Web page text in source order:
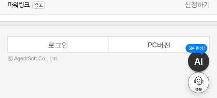
신청하기
로그인 PC버전
ⓒ AgentSoft Co., Ltd.
5분 완성!
AI
챗봇